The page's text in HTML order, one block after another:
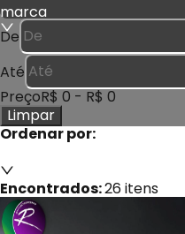
marca
De
Até
PreçoR$ 0 - R$ 0
Limpar
Ordenar por:
Encontrados:26itens